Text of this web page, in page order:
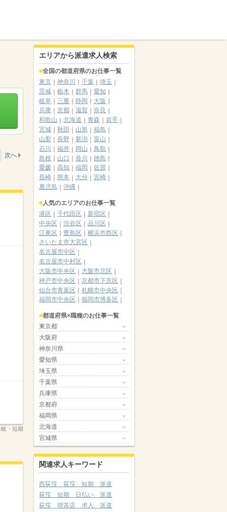
次へ
・短期
エリアから派遣求人検索
全国の都道府県のお仕事一覧
東京
神奈川 千葉
埼玉
茨城
栃木 群馬
愛知
岐阜
三重 静岡
大阪
兵庫
京都 滋賀
奈良
和歌山
北海道 青森
岩手
宮城
秋田 山形
福島
山梨
長野 新潟
富山
石川
福井 岡山
鳥取
島根
山口 香川
徳島
愛媛
高知 福岡
佐賀
長崎
熊本 大分
宮崎
鹿児島
沖縄
人気のエリアのお仕事一覧
港区
千代田区
新宿区
中央区
渋谷区
品川区
江東区
豊島区
横浜市西区
さいたま市大宮区
名古屋市中区
名古屋市中村区
大阪市中央区
大阪市北区
神戸市中央区
京都市下京区
仙台市青葉区
札幌市中央区
福岡市中央区
福岡市博多区
都道府県×職種のお仕事一覧
東京都
大阪府
神奈川県
愛知県
埼玉県
千葉県
兵庫県
京都府
福岡県
北海道
宮城県
関連求人キーワード
西荻窪 荻窪 短期 派遣
荻窪 短期 日払い 派遣
荻窪 喫茶店 求人 派遣